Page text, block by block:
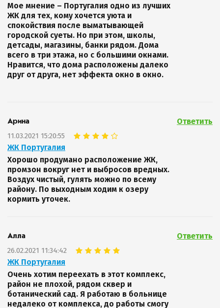
Мое мнение – Португалия одно из лучших
ЖК для тех, кому хочется уюта и
спокойствия после выматывающей
городской суеты. Но при этом, школы,
детсады, магазины, банки рядом. Дома
всего в три этажа, но с большими окнами.
Нравится, что дома расположены далеко
друг от друга, нет эффекта окно в окно.
Арина
11.03.2021 15:20:55
ЖК Португалия
Ответить
Хорошо продумано расположение ЖК,
промзон вокруг нет и выбросов вредных.
Воздух чистый, гулять можно по всему
району. По выходным ходим к озеру
кормить уточек.
Алла
26.02.2021 11:34:42
ЖК Португалия
Ответить
Очень хотим переехать в этот комплекс,
район не плохой, рядом сквер и
ботанический сад. Я работаю в больнице
недалеко от комплекса, до работы смогу